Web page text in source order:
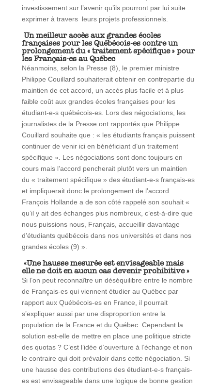
investissement sur l’avenir qu’ils pourront par lui suite
exprimer à travers leurs projets professionnels.
Un meilleur accès aux grandes écoles
françaises pour les Québécois-es contre un
prolongement du « traitement spécifique » pour
les Français-es au Québec
Néanmoins, selon la Presse (8), le premier ministre
Philippe Couillard souhaiterait obtenir en contrepartie du
maintien de cet accord, un accès plus facile et à plus
faible coût aux grandes écoles françaises pour les
étudiant-e-s québécois-es. Lors des négociations, les
journalistes de la Presse ont rapportés que Philippe
Couillard souhaite que : « les étudiants français puissent
continuer de venir ici en bénéficiant d’un traitement
spécifique ». Les négociations sont donc toujours en
cours mais l’accord pencherait plutôt vers un maintien
du « traitement spécifique » des étudiant-e-s français-es
et impliquerait donc le prolongement de l’accord.
François Hollande a de son côté rappelé son souhait «
qu’il y ait des échanges plus nombreux, c’est-à-dire que
nous puissions nous, Français, accueillir davantage
d’étudiants québécois dans nos universités et dans nos
grandes écoles (9) ».
«Une hausse mesurée est envisageable mais
elle ne doit en aucun cas devenir prohibitive »
Si l’on peut reconnaître un déséquilibre entre le nombre
de Français-es qui viennent étudier au Québec par
rapport aux Québécois-es en France, il pourrait
s’expliquer aussi par une disproportion entre la
population de la France et du Québec. Cependant la
solution est-elle de mettre en place une politique stricte
des quotas ? C’est l’idée d’ouverture à l’échange et non
le contraire qui doit prévaloir dans cette négociation. Si
une hausse des contributions des étudiant-e-s français-
es est envisageable dans une logique de bonne gestion